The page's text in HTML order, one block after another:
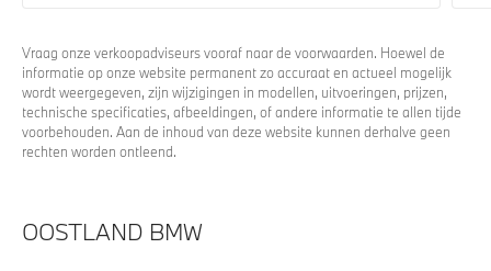
Vraag onze verkoopadviseurs vooraf naar de voorwaarden. Hoewel de
informatie op onze website permanent zo accuraat en actueel mogelijk
wordt weergegeven, zijn wijzigingen in modellen, uitvoeringen, prijzen,
technische specificaties, afbeeldingen, of andere informatie te allen tijde
voorbehouden. Aan de inhoud van deze website kunnen derhalve geen
rechten worden ontleend.
OOSTLAND BMW